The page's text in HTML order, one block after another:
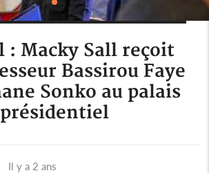
: Macky Sall reçoit
Bassirou Faye
Sonko au palais
présidentiel
Il y a 2 ans